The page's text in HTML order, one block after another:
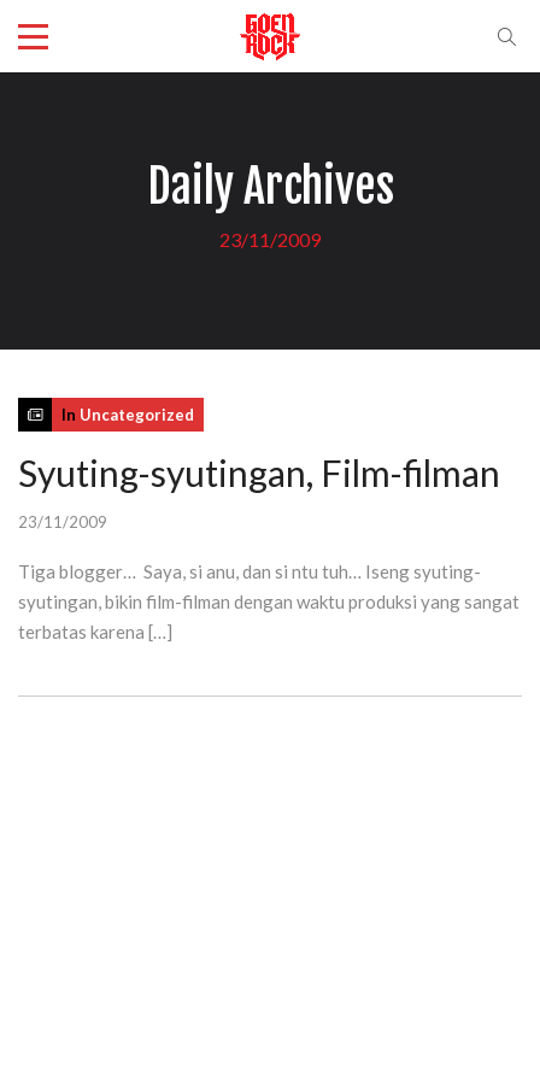
Daily Archives
23/11/2009
In Uncategorized
Syuting-syutingan, Film-filman
23/11/2009
Tiga blogger… Saya, si anu, dan si ntu tuh… Iseng syuting-
syutingan, bikin film-filman dengan waktu produksi yang sangat
terbatas karena […]